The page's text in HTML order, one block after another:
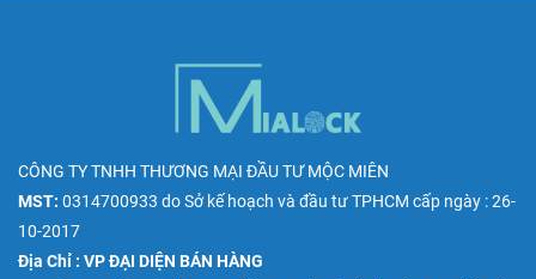
CÔNG TY TNHH THƯƠNG MẠI ĐẦU TƯ MỘC MIÊN
MST: 0314700933 doSở kế hoạch và đầu tư TPHCM cấp ngày : 26-
10-2017
Địa Chỉ : VP ĐẠI DIỆN BÁN HÀNG